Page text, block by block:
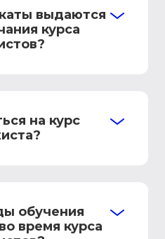
выдаются
курса
на курс
обучения
время курса